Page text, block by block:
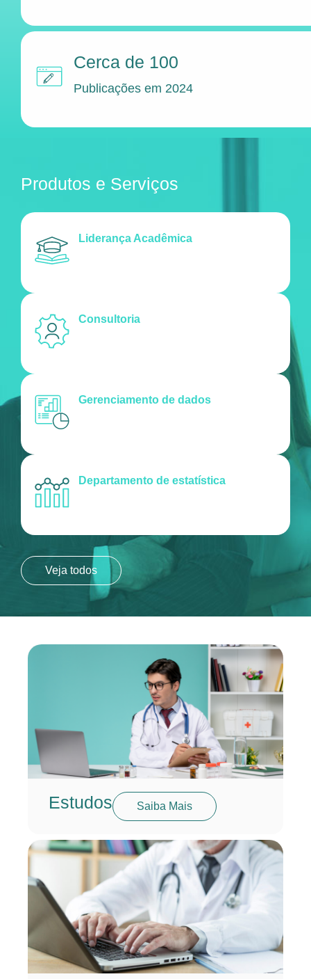
Cerca de 100
Publicações em 2024
Produtos e Serviços
Liderança Acadêmica
Consultoria
Gerenciamento de dados
Departamento de estatística
Veja todos
Estudos Saiba Mais